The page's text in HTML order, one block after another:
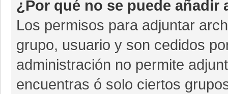
¿Por qué no se puede
Los permisos para adjuntar
grupo, usuario y son cedidos
administración no permite
encuentras ó solo ciertos